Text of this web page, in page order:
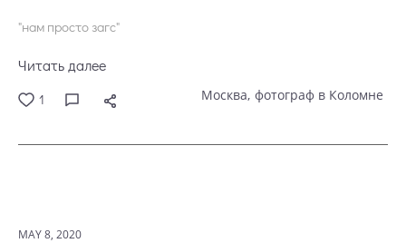
1 Москва фотограф в Коломне
"нам просто загс"
Читать далее
MAY 8, 2020